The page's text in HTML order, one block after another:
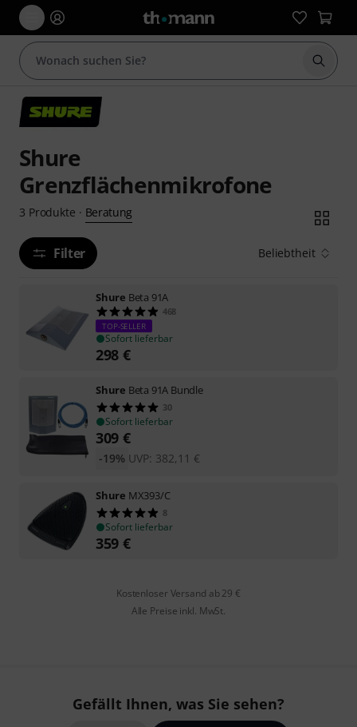
Suche
Shure
Grenzflächenmikrofone
3 Produkte · Beratung
Filter Beliebtheit
Shure Beta 91A
468
TOP-SELLER
Sofort lieferbar
298 €
Shure Beta 91A Bundle
30
Sofort lieferbar
309 €
UVP: 382,11 €
-19%
Shure MX393/C
8
Sofort lieferbar
359 €
Kostenloser Versand ab 29 €
Alle Preise inkl. MwSt.
Gefällt Ihnen, was Sie sehen?